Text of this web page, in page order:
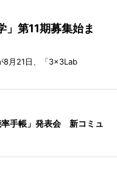
」第11期募集始ま
8月21日、「3×3Lab
手帳」発表会 新コミュ